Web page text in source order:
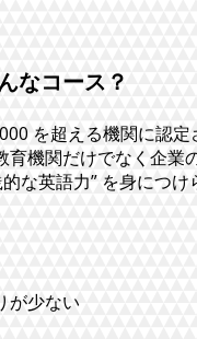
なコース？
を超える機関に認
機関だけでなく企
な英語力” を身につけ
が少ない